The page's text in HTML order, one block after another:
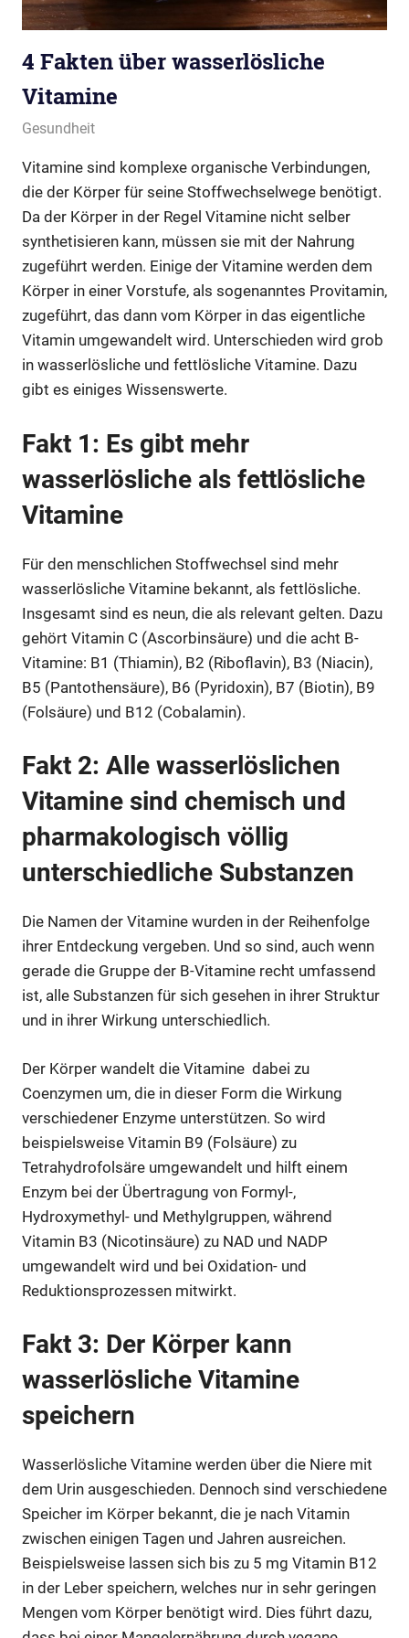
4 Fakten über wasserlösliche
Vitamine
März 15, 2018
cnidarya.de
Gesundheit
Vitamine sind komplexe organische Verbindungen,
die der Körper für seine Stoffwechselwege benötigt.
Da der Körper in der Regel Vitamine nicht selber
synthetisieren kann, müssen sie mit der Nahrung
zugeführt werden. Einige der Vitamine werden dem
Körper in einer Vorstufe, als sogenanntes Provitamin,
zugeführt, das dann vom Körper in das eigentliche
Vitamin umgewandelt wird. Unterschieden wird grob
in wasserlösliche und fettlösliche Vitamine. Dazu
gibt es einiges Wissenswerte.
Fakt 1: Es gibt mehr
wasserlösliche als fettlösliche
Vitamine
Für den menschlichen Stoffwechsel sind mehr
wasserlösliche Vitamine bekannt, als fettlösliche.
Insgesamt sind es neun, die als relevant gelten. Dazu
gehört Vitamin C (Ascorbinsäure) und die acht B-
Vitamine: B1 (Thiamin), B2 (Riboflavin), B3 (Niacin),
B5 (Pantothensäure), B6 (Pyridoxin), B7 (Biotin), B9
(Folsäure) und B12 (Cobalamin).
Fakt 2: Alle wasserlöslichen
Vitamine sind chemisch und
pharmakologisch völlig
unterschiedliche Substanzen
Die Namen der Vitamine wurden in der Reihenfolge
ihrer Entdeckung vergeben. Und so sind, auch wenn
gerade die Gruppe der B-Vitamine recht umfassend
ist, alle Substanzen für sich gesehen in ihrer Struktur
und in ihrer Wirkung unterschiedlich.
Der Körper wandelt die Vitamine dabei zu
Coenzymen um, die in dieser Form die Wirkung
verschiedener Enzyme unterstützen. So wird
beispielsweise Vitamin B9 (Folsäure) zu
Tetrahydrofolsäre umgewandelt und hilft einem
Enzym bei der Übertragung von Formyl-,
Hydroxymethyl- und Methylgruppen, während
Vitamin B3 (Nicotinsäure) zu NAD und NADP
umgewandelt wird und bei Oxidation- und
Reduktionsprozessen mitwirkt.
Fakt 3: Der Körper kann
wasserlösliche Vitamine
speichern
Wasserlösliche Vitamine werden über die Niere mit
dem Urin ausgeschieden. Dennoch sind verschiedene
Speicher im Körper bekannt, die je nach Vitamin
zwischen einigen Tagen und Jahren ausreichen.
Beispielsweise lassen sich bis zu 5 mg Vitamin B12
in der Leber speichern, welches nur in sehr geringen
Mengen vom Körper benötigt wird. Dies führt dazu,